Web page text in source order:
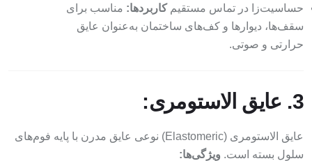
حساسیت‌زا در تماس مستقیم کاربردها: مناسب برای
سقف‌ها، دیوارها و کف‌های ساختمان به‌عنوان عایق
حرارتی و صوتی.
3. عایق الاستومری:
عایق الاستومری (Elastomeric) نوعی عایق مدرن با پایه فوم‌های
سلول بسته است. ویژگی‌ها: